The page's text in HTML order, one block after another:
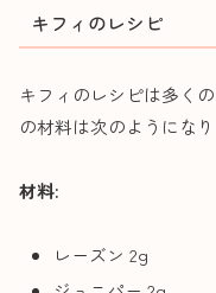
キフィのレシピ
キフィのレシピは多く
の材料は次のようになり
材料:
レーズン 2g